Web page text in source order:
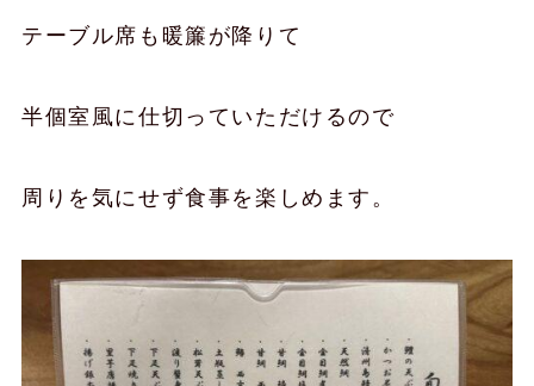
テーブル席も暖簾が降りて
半個室風に仕切っていただけるので
周りを気にせず食事を楽しめます。